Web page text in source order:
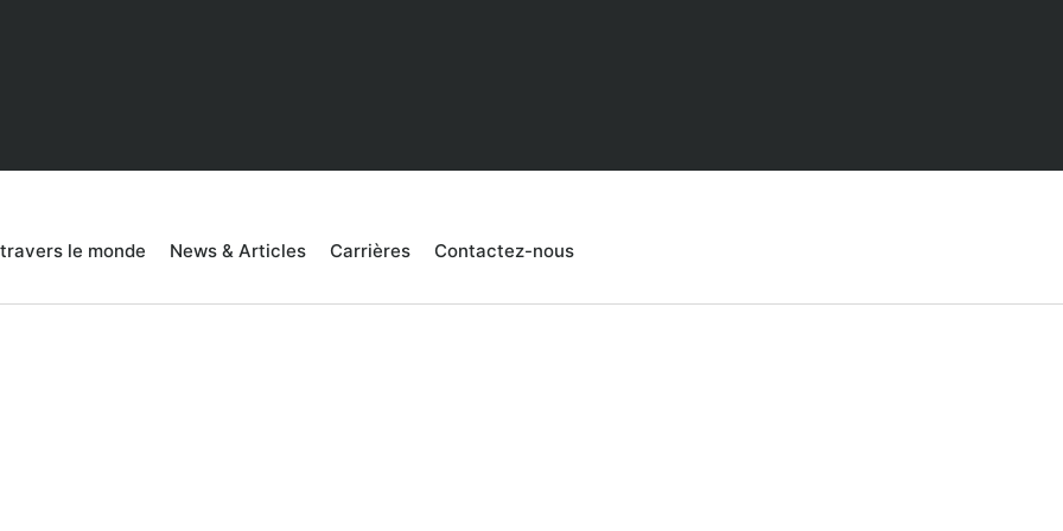
le monde News & Articles Carrières Contactez-nous